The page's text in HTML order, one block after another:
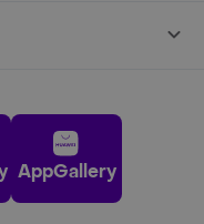
AppGallery